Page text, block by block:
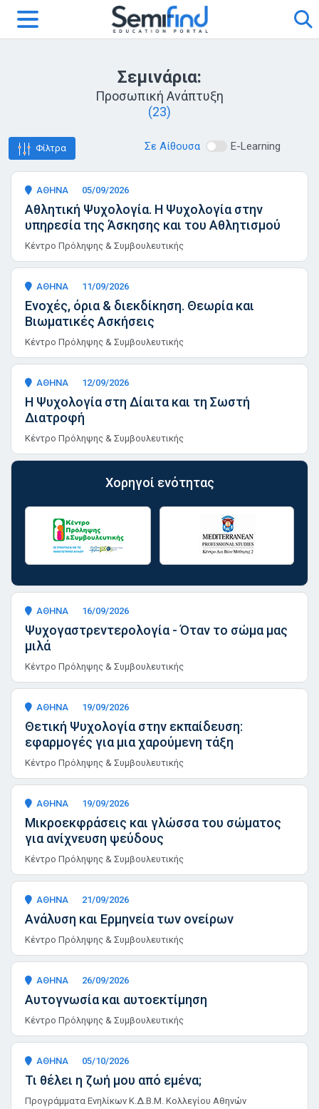
Σεμινάρια:
Προσωπική Ανάπτυξη
(23)
Φίλτρα Σε Αίθουσα E-Learning
ΑΘΗΝΑ 05/09/2026
Αθλητική Ψυχολογία. Η Ψυχολογία στην
υπηρεσία της Άσκησης και του Αθλητισμού
Κέντρο Πρόληψης & Συμβουλευτικής
ΑΘΗΝΑ 11/09/2026
Ενοχές, όρια & διεκδίκηση. Θεωρία και
Βιωματικές Ασκήσεις
Κέντρο Πρόληψης & Συμβουλευτικής
ΑΘΗΝΑ 12/09/2026
Η Ψυχολογία στη Δίαιτα και τη Σωστή
Διατροφή
Κέντρο Πρόληψης & Συμβουλευτικής
Χορηγοί ενότητας
ΑΘΗΝΑ 16/09/2026
Ψυχογαστρεντερολογία - Όταν το σώμα μας
μιλά
Κέντρο Πρόληψης & Συμβουλευτικής
ΑΘΗΝΑ 19/09/2026
Θετική Ψυχολογία στην εκπαίδευση:
εφαρμογές για μια χαρούμενη τάξη
Κέντρο Πρόληψης & Συμβουλευτικής
ΑΘΗΝΑ 19/09/2026
Μικροεκφράσεις και γλώσσα του σώματος
για ανίχνευση ψεύδους
Κέντρο Πρόληψης & Συμβουλευτικής
ΑΘΗΝΑ 21/09/2026
Ανάλυση και Ερμηνεία των ονείρων
Κέντρο Πρόληψης & Συμβουλευτικής
ΑΘΗΝΑ 26/09/2026
Αυτογνωσία και αυτοεκτίμηση
Κέντρο Πρόληψης & Συμβουλευτικής
ΑΘΗΝΑ 05/10/2026
Τι θέλει η ζωή μου από εμένα;
Προγράμματα Ενηλίκων Κ.Δ.Β.Μ. Κολλεγίου Αθηνών